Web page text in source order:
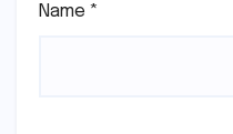
Name *